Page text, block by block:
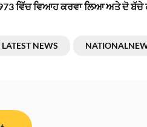
ਵਿੱਚ ਵਿਆਹ ਕਰਵਾ ਲਿਆ ਅਤੇ ਦੋ
LATEST NEWS